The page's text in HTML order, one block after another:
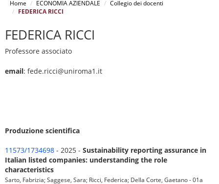
contenuto
Home ECONOMIA AZIENDALE
Collegio dei docenti
FEDERICA RICCI
FEDERICA RICCI
Professore associato
email: fede.ricci@uniroma1.it
Produzione scientifica
11573/1734698 - 2025 - Sustainability reporting assurance in
Italian listed companies: understanding the role
characteristics
Sarto, Fabrizia; Saggese, Sara; Ricci, Federica; Della Corte, Gaetano - 01a